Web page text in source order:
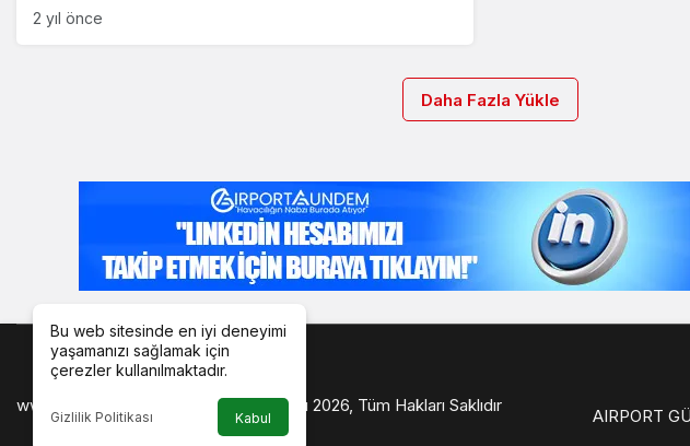
2 yıl önce
Daha Fazla Yükle
Bu web sitesinde en iyi deneyimi
yaşamanızı sağlamak için
çerezler kullanılmaktadır.
Gizlilik Politikası Kabul
www.airportgundem.com © Telif Hakkı 2026, Tüm Hakları Saklıdır
AIRPORT